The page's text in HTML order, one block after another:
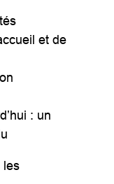
et de
: un
les